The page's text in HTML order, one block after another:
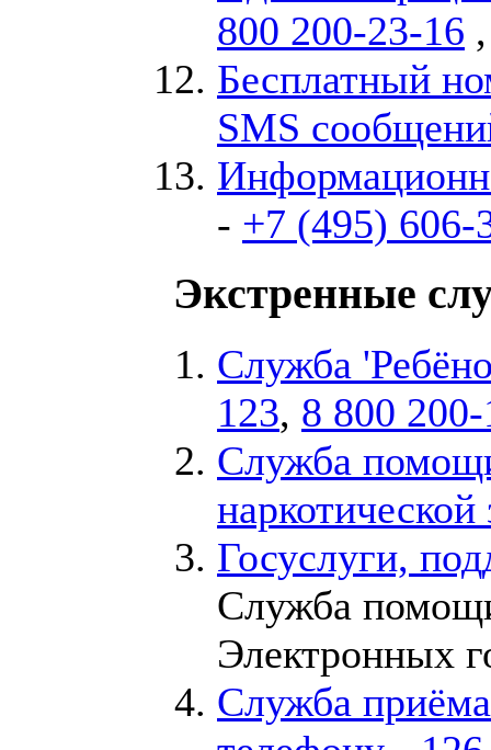
800 200-23-16
Бесплатный
SMS
- +7 (495) 606-
Экстренные
Служба
123, 8 800
Служба
Госуслуги,
Служба
Электронных
Служба